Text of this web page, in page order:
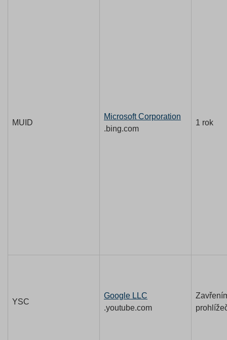
MUID
Microsoft Corporation
.bing.com
1 rok
YSC
Google LLC
.youtube.com